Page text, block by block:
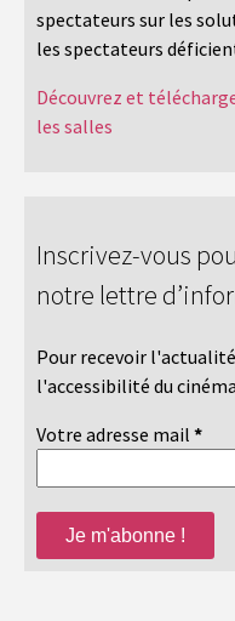
spectateurs sur les
les spectateurs
Découvrez et
les salles
Inscrivez-vous
notre lettre
Pour recevoir
l'accessibilité du
Votre adresse mail *